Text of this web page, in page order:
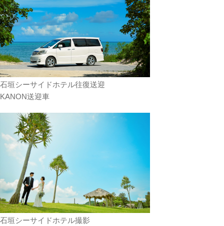
石垣シーサイドホテル往復送迎
KANON送迎車
石垣シーサイドホテル撮影